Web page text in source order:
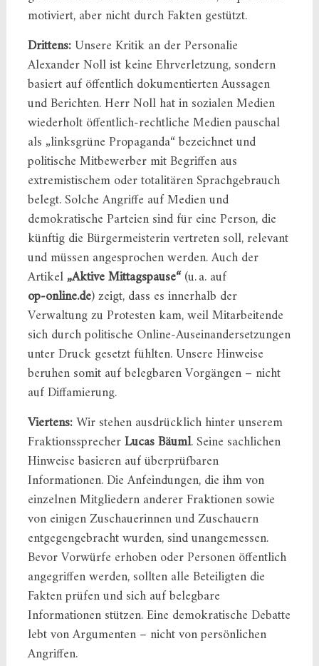
motiviert, aber nicht durch Fakten gestützt.
Drittens:Unsere Kritik an der Personalie
Alexander Noll ist keine Ehrverletzung, sondern
basiert auf öffentlich dokumentierten Aussagen
und Berichten. Herr Noll hat in sozialen Medien
wiederholt öffentlich-rechtliche Medien pauschal
als „linksgrüne Propaganda“ bezeichnet und
politische Mitbewerber mit Begriffen aus
extremistischem oder totalitären Sprachgebrauch
belegt. Solche Angriffe auf Medien und
demokratische Parteien sind für eine Person, die
künftig die Bürgermeisterin vertreten soll, relevant
und müssen angesprochen werden. Auch der
Artikel„Aktive Mittagspause“(u. a. auf
op‑online.de) zeigt, dass es innerhalb der
Verwaltung zu Protesten kam, weil Mitarbeitende
sich durch politische Online‑Auseinandersetzungen
unter Druck gesetzt fühlten. Unsere Hinweise
beruhen somit auf belegbaren Vorgängen – nicht
auf Diffamierung.
Viertens:Wir stehen ausdrücklich hinter unserem
FraktionssprecherLucas Bäuml. Seine sachlichen
Hinweise basieren auf überprüfbaren
Informationen. Die Anfeindungen, die ihm von
einzelnen Mitgliedern anderer Fraktionen sowie
von einigen Zuschauerinnen und Zuschauern
entgegengebracht wurden, sind unangemessen.
Bevor Vorwürfe erhoben oder Personen öffentlich
angegriffen werden, sollten alle Beteiligten die
Fakten prüfen und sich auf belegbare
Informationen stützen. Eine demokratische Debatte
lebt von Argumenten – nicht von persönlichen
Angriffen.